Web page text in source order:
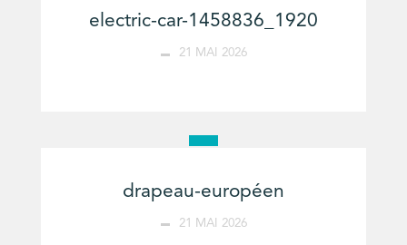
electric-car-1458836_1920
21 MAI 2026
drapeau-européen
21 MAI 2026